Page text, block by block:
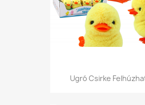
Ugró Csirke